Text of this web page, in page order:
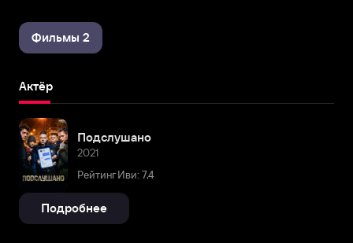
Фильмы 2
Актёр
Подслушано
2021
Рейтинг Иви: 7,4
Подробнее